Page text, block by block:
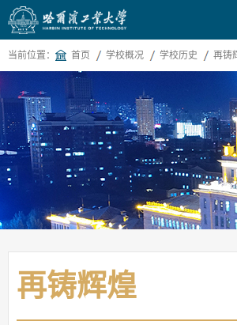
当前位置： 首页 学校概况 学校历史 再铸
再铸辉煌